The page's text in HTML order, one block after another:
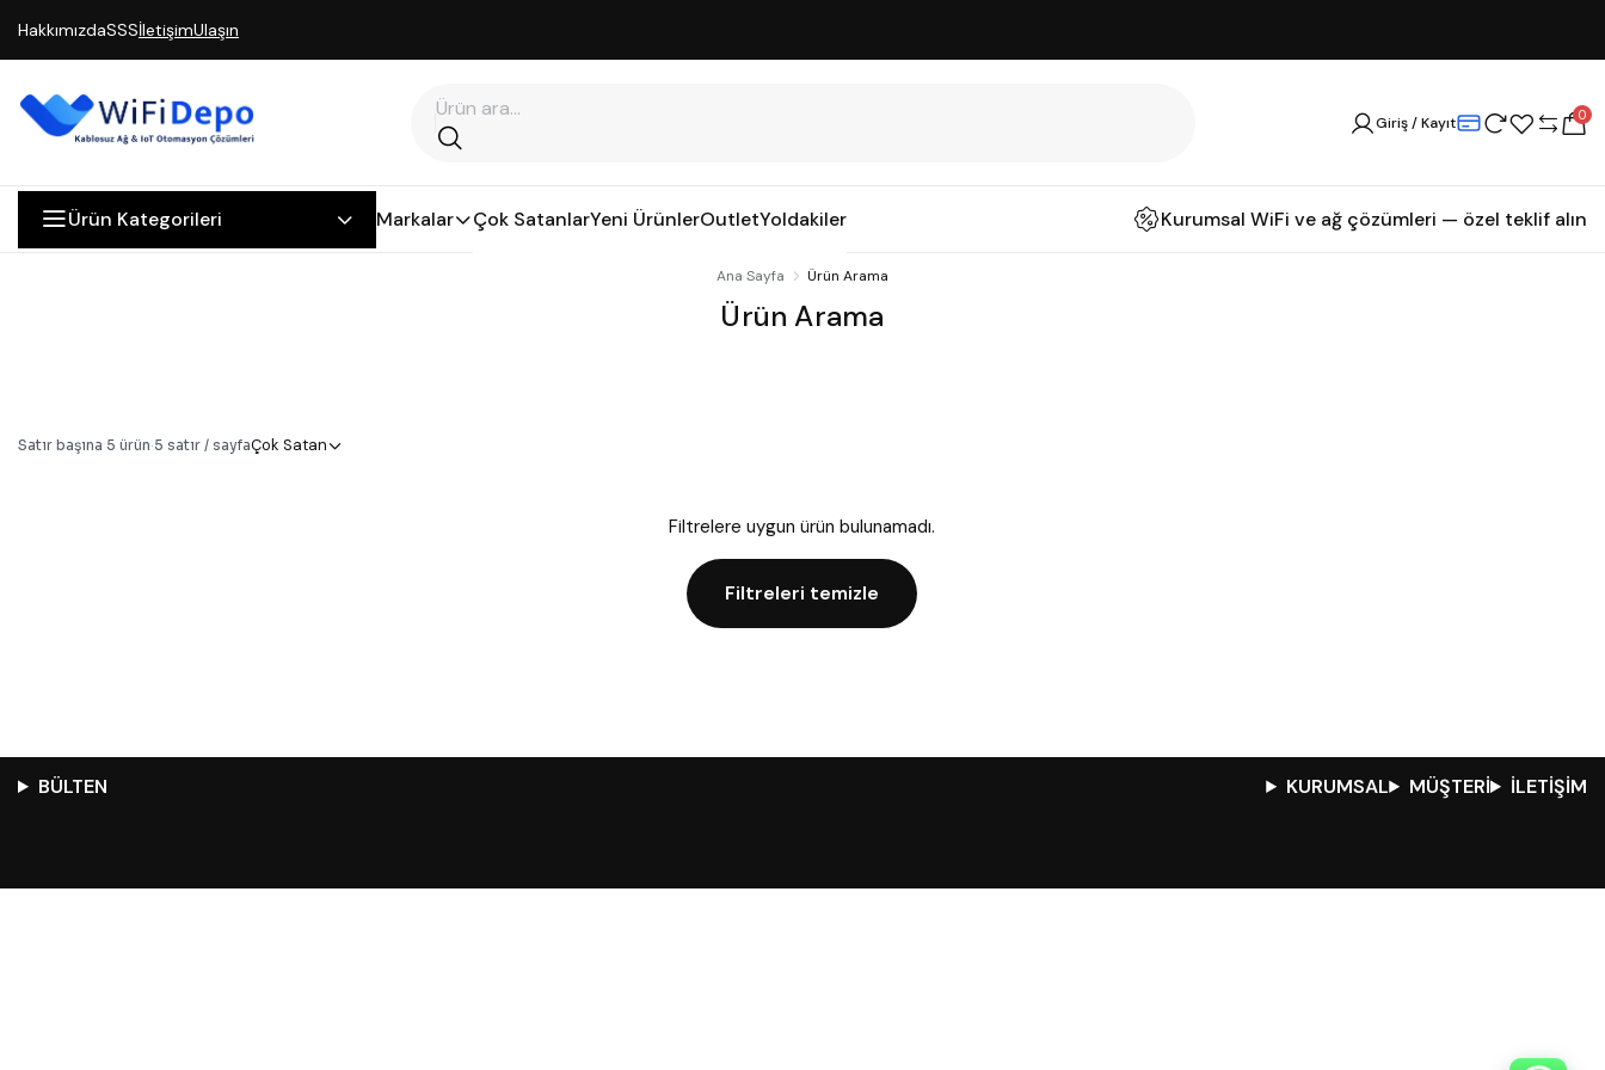
HakkımızdaSSSİletişimUlaşın
Giriş / Kayıt 0
Ürün Kategorileri Markalar Çok SatanlarYeni ÜrünlerOutletYoldakiler Kurumsal WiFi ve ağ çözümleri — özel teklif alın
Ana Sayfa Ürün Arama
Ürün Arama
Satır başına 5 ürün·5 satır / sayfaÇok Satan
Filtrelere uygun ürün bulunamadı.
Filtreleri temizle
BÜLTEN KURUMSAL MÜŞTERİ İLETİŞİM